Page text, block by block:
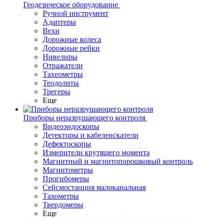
Геодезическое оборудование
Ручной инструмент
Адаптеры
Вехи
Дорожные колеса
Дорожные рейки
Нивелиры
Отражатели
Тахеометры
Теодолиты
Трегеры
Еще
Приборы неразрушающего контроля
Видеоэндоскопы
Детекторы и кабелеискатели
Дефектоскопы
Измерители крутящего момента
Магнитный и магнитопорошковый контроль
Магнитометры
Прогибомеры
Сейсмостанция малоканальная
Тахометры
Твердомеры
Еще